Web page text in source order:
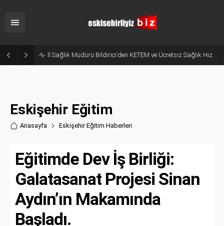
Hani Eskişehir Kaleydi? Yeni Parti’ye Geçişte Hesaplar Tutmadı!
Eskişehir Eğitim
Anasayfa Eskişehir Eğitim Haberleri
Eğitimde Dev İş Birliği:
Galatasanat Projesi Sinan
Aydın’ın Makamında
Başladı.